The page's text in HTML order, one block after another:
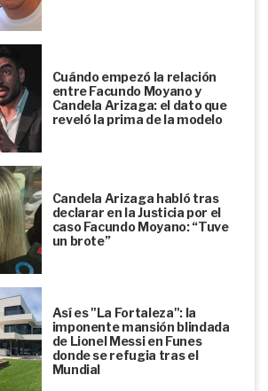
Cuándo empezó la relación
entre Facundo Moyano y
Candela Arizaga: el dato que
reveló la prima de la modelo
Candela Arizaga habló tras
declarar en la Justicia por el
caso Facundo Moyano: “Tuve
un brote”
Así es "La Fortaleza": la
imponente mansión blindada
de Lionel Messi en Funes
donde se refugia tras el
Mundial